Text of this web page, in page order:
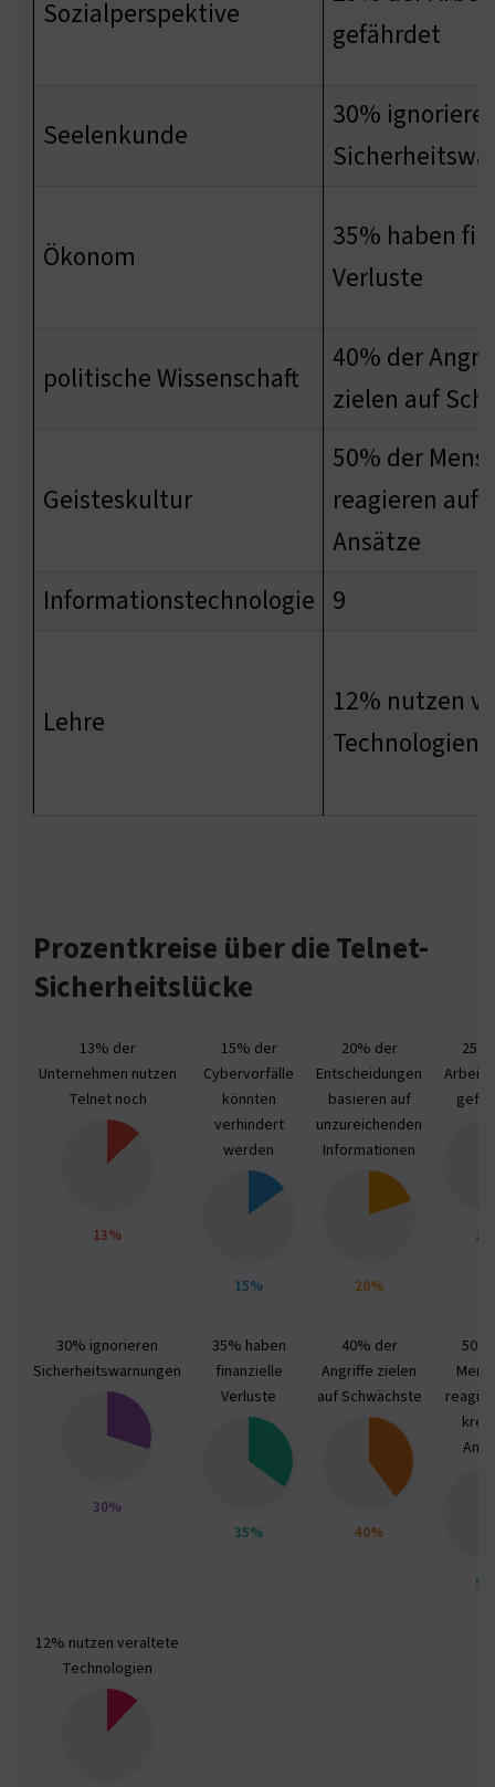
Sozialperspektive
gefährdet
Seelenkunde
30%
Ökonom
35% haben
Verluste
politische Wissenschaft
40% der
zielen auf
Geisteskultur
50% der
reagieren auf
Ansätze
Informationstechnologie 9
Lehre
12% nutzen
Technologien
Prozentkreise über die Telnet-
Sicherheitslücke
13% der
Unternehmen nutzen
Telnet noch
13%
15% der
Cybervorfälle
könnten
verhindert
werden
15%
20% der
Entscheidungen
basieren auf
unzureichenden
Informationen
20%
30% ignorieren
Sicherheitswarnungen
30%
35% haben
finanzielle
Verluste
35%
40% der
Angriffe zielen
auf Schwächste
40%
12% nutzen veraltete
Technologien